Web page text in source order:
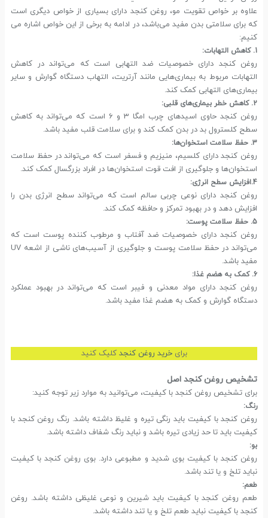
علاوه بر خواص تقویت مو، روغن کنجد دارای بسیاری از خواص دیگری است
که برای سلامتی بدن مفید می‌باشد، در ادامه به برخی از این خواص اشاره می
کنیم:
1. کاهش التهابات:
روغن کنجد دارای خصوصیات ضد التهابی است که می‌تواند در کاهش
التهابات مربوط به بیماری‌هایی مانند آرتریت، التهاب دستگاه گوارش و سایر
بیماری‌های التهابی کمک کند.
2. کاهش خطر بیماری‌های قلبی:
روغن کنجد حاوی اسیدهای چرب امگا 3 و 6 است که می‌تواند به کاهش
سطح کلسترول بد در بدن کمک کند و برای سلامت قلب مفید باشد.
3. حفظ سلامت استخوان‌ها:
روغن کنجد دارای کلسیم، منیزیم و فسفر است که می‌تواند در حفظ سلامت
استخوان‌ها و جلوگیری از افت قوت استخوان‌ها در افراد بزرگسال کمک کند.
4.افزایش سطح انرژی:
روغن کنجد دارای نوعی چربی سالم است که می‌تواند سطح انرژی بدن را
افزایش دهد و در بهبود تمرکز و حافظه کمک کند.
5. حفظ سلامت پوست:
روغن کنجد دارای خصوصیات ضد آفتاب و مرطوب کننده پوست است که
می‌تواند در حفظ سلامت پوست و جلوگیری از آسیب‌های ناشی از اشعه UV
مفید باشد.
6. کمک به هضم غذا:
روغن کنجد دارای مواد معدنی و فیبر است که می‌تواند در بهبود عملکرد
دستگاه گوارش و کمک به هضم غذا مفید باشد.
برایخرید روغن کنجد کلیک کنید
تشخیص روغن کنجد اصل
برای تشخیص روغن کنجد با کیفیت، می‌توانید به موارد زیر توجه کنید:
رنگ:
روغن کنجد با کیفیت باید رنگی تیره و غلیظ داشته باشد. رنگ روغن کنجد با
کیفیت باید تا حد زیادی تیره باشد و نباید رنگ شفاف داشته باشد.
بو:
روغن کنجد با کیفیت بوی شدید و مطبوعی دارد. بوی روغن کنجد با کیفیت
نباید تلخ و یا تند باشد.
طعم:
طعم روغن کنجد با کیفیت باید شیرین و نوعی غلیظی داشته باشد. روغن
کنجد با کیفیت نباید طعم تلخ و یا تند داشته باشد.